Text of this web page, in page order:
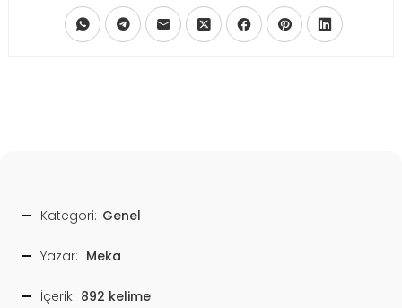
Kategori: Genel
Yazar: Meka
İçerik: 892 kelime